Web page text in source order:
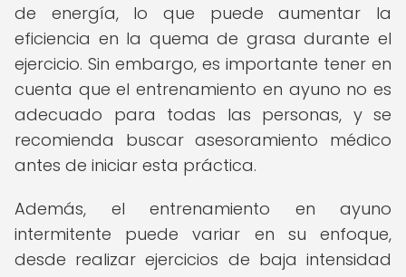
de energía, lo que puede aumentar la
eficiencia en la quema de grasa durante el
ejercicio. Sin embargo, es importante tener en
cuenta que el entrenamiento en ayuno no es
adecuado para todas las personas, y se
recomienda buscar asesoramiento médico
antes de iniciar esta práctica.
Además, el entrenamiento en ayuno
intermitente puede variar en su enfoque,
desde realizar ejercicios de baja intensidad